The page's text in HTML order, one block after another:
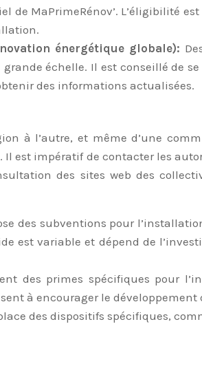
MaPrimeRénov’. L’éligibilité
énergétique globale):
échelle. Il est conseillé de se
des informations actualisées.
à l’autre, et même d’une
est impératif de contacter les
des sites web des
des subventions pour
est variable et dépend de
des primes spécifiques pour
à encourager le
des dispositifs spécifiques,